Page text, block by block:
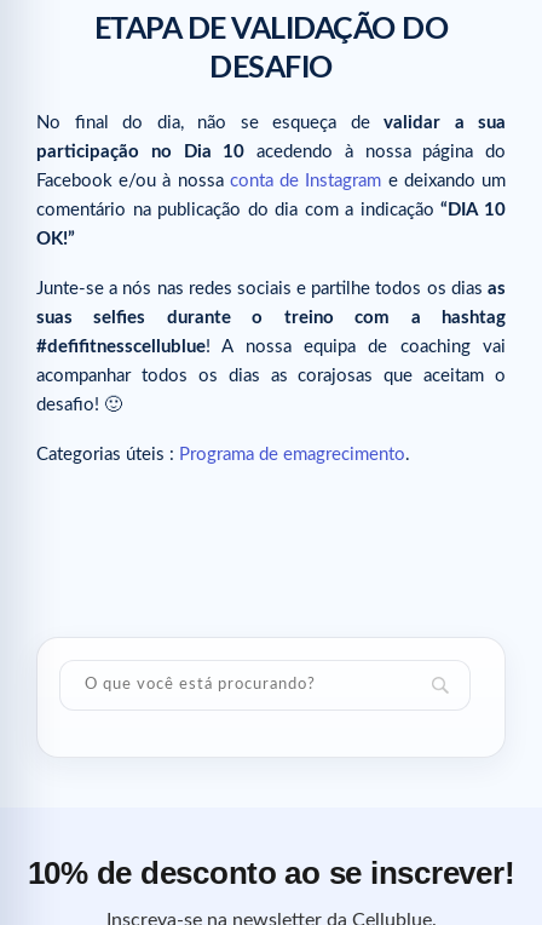
ETAPA DE VALIDAÇÃO DO
DESAFIO
No final do dia, não se esqueça de validar a sua
participação no Dia 10 acedendo à nossa página do
Facebook e/ou à nossa conta de Instagram e deixando um
comentário na publicação do dia com a indicação“DIA 10
OK!”
Junte-se a nós nas redes sociais e partilhe todos os dias as
suas selfies durante o treino com a hashtag
#defifitnesscellublue! A nossa equipa de coaching vai
acompanhar todos os dias as corajosas que aceitam o
desafio! 🙂
Categorias úteis : Programa de emagrecimento.
10% de desconto ao se inscrever!
Inscreva-se na newsletter da Cellublue.